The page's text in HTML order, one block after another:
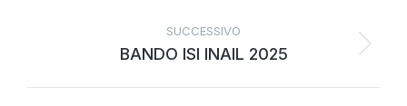
SUCCESSIVO
BANDO ISI INAIL 2025